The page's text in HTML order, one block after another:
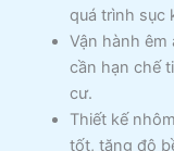
quá trình sục
Vận hành
cần hạn chế
cư.
Thiết kế
tốt, tăng độ